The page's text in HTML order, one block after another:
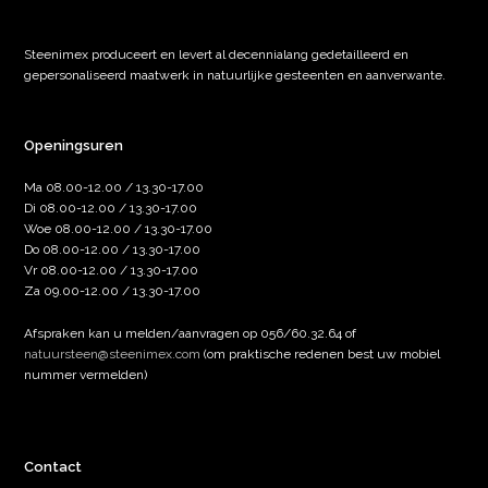
Steenimex produceert en levert al decennialang gedetailleerd en
gepersonaliseerd maatwerk in natuurlijke gesteenten en aanverwante.
Openingsuren
Ma 08.00-12.00 / 13.30-17.00
Di 08.00-12.00 / 13.30-17.00
Woe 08.00-12.00 / 13.30-17.00
Do 08.00-12.00 / 13.30-17.00
Vr 08.00-12.00 / 13.30-17.00
Za 09.00-12.00 / 13.30-17.00
Afspraken kan u melden/aanvragen op 056/60.32.64 of
natuursteen@steenimex.com (om praktische redenen best uw mobiel
nummer vermelden)
Contact